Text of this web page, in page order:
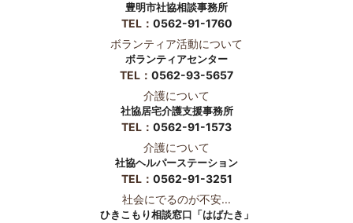
豊明市社協相談事務所
TEL： 0562-91-1760
ボランティア活動について
ボランティアセンター
TEL： 0562-93-5657
介護について
社協居宅介護支援事務所
TEL： 0562-91-1573
介護について
社協ヘルパーステーション
TEL： 0562-91-3251
社会にでるのが不安...
ひきこもり相談窓口「はばたき」